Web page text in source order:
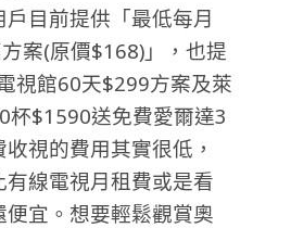
目前提供「最低每月
案(原價$168)」，也提
視館60天$299方案及萊
杯$1590送免費愛爾達3
視的費用其實很低，
線電視月租費或是看
宜。想要輕鬆觀賞奧